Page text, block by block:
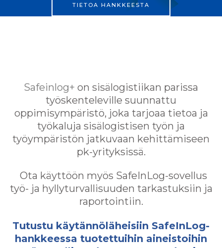
TIETOA HANKKEESTA
Safeinlog+ on sisälogistiikan parissa
työskenteleville suunnattu
oppimisympäristö, joka tarjoaa tietoa ja
työkaluja sisälogistisen työn ja
työympäristön jatkuvaan kehittämiseen
pk-yrityksissä.
Ota käyttöön myös SafeInLog-sovellus
työ- ja hyllyturvallisuuden tarkastuksiin ja
raportointiin.
Tutustu käytännöläheisiin SafeInLog-
hankkeessa tuotettuihin aineistoihin